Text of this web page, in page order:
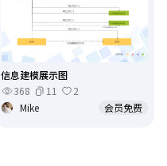
信息建模展示图
368
11
2
Mike
会员免费